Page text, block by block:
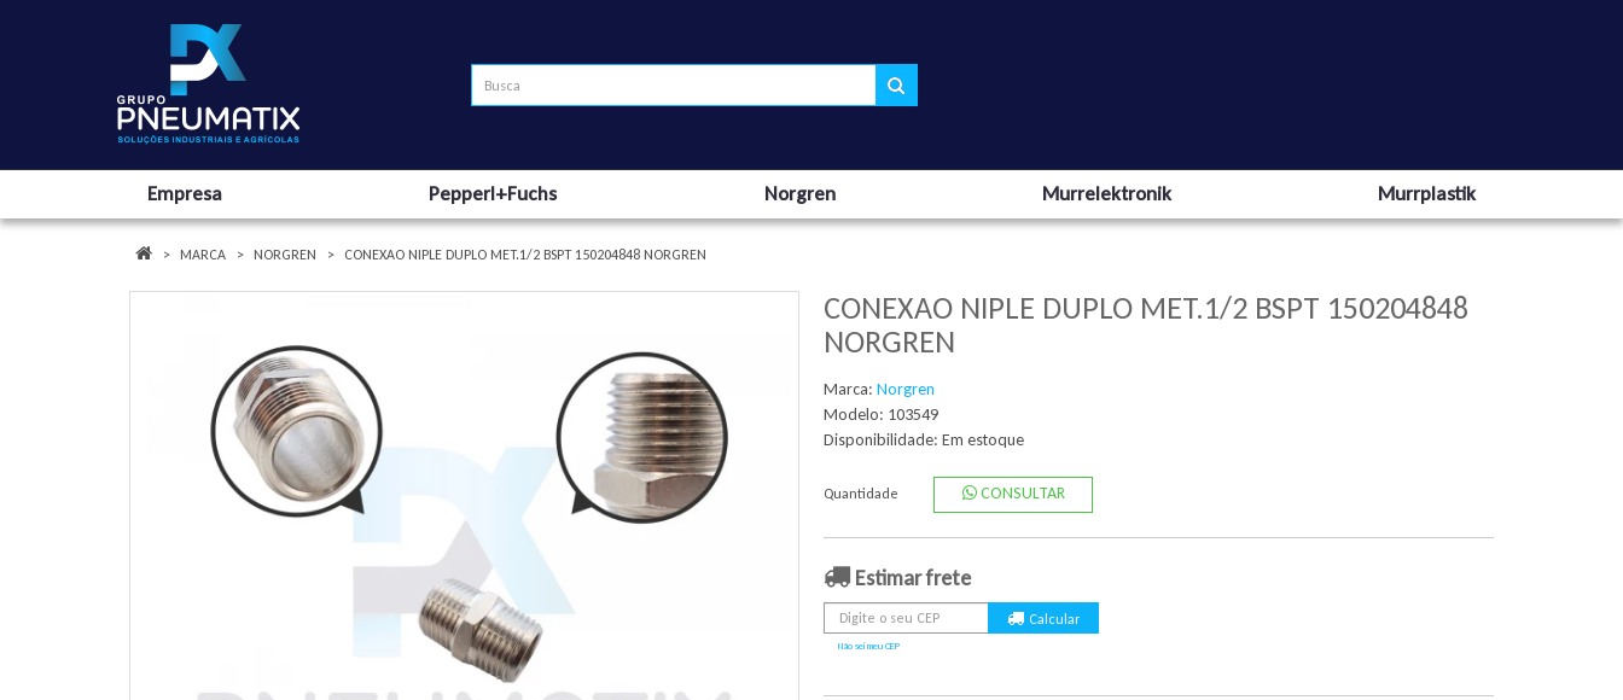
Empresa Pepperl+Fuchs Norgren Murrelektronik Murrplastik
MARCA NORGREN CONEXAO NIPLE DUPLO MET.1/2 BSPT 150204848 NORGREN
CONEXAO NIPLE DUPLO MET.1/2 BSPT 150204848
NORGREN
Marca: Norgren
Modelo: 103549
Disponibilidade: Em estoque
Quantidade CONSULTAR
Estimar frete
Não sei meu CEP